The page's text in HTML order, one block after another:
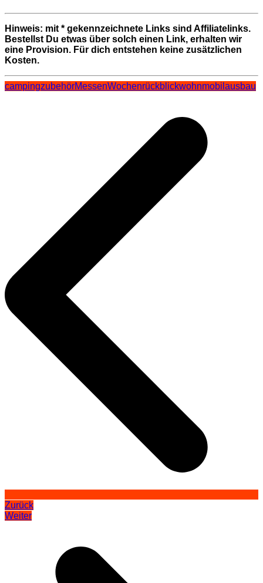
Hinweis: mit * gekennzeichnete Links sind Affiliatelinks.
Bestellst Du etwas über solch einen Link, erhalten wir
eine Provision. Für dich entstehen keine zusätzlichen
Kosten.
campingzubehörMessenWochenrückblickwohnmobilausbau
Zurück
Weiter